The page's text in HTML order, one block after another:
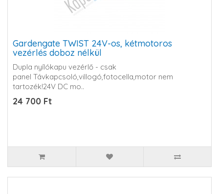
Gardengate TWIST 24V-os, kétmotoros
vezérlés doboz nélkül
Dupla nyílókapu vezérlő - csak
panel Távkapcsoló,villogó,fotocella,motor nem
tartozék!24V DC mo..
24 700 Ft